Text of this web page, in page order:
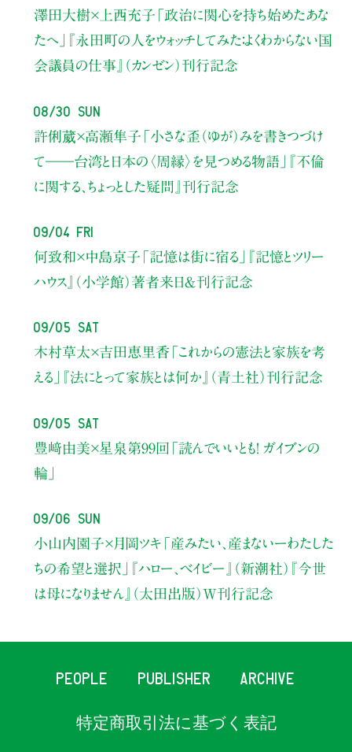
澤田大樹×上西充子 「政治に関心を持ち始めたあな
たへ」
『永田町の人をウォッチしてみた：よくわからない国
会議員の仕事』（カンゼン）刊行記念
08/30 Sun
許俐葳×高瀬隼子 「小さな歪（ゆが）みを書きつづけ
て――台湾と日本の〈周縁〉を見つめる物語」
『不倫
に関する、ちょっとした疑問』刊行記念
09/04 Fri
何致和×中島京子 「記憶は街に宿る」
『記憶とツリー
ハウス』（小学館）著者来日＆刊行記念
09/05 Sat
木村草太×吉田恵里香 「これからの憲法と家族を考
える」
『法にとって家族とは何か』（青土社）刊行記念
09/05 Sat
豊﨑由美×星泉 第99回「読んでいいとも！ ガイブンの
輪」
09/06 Sun
小山内園子×月岡ツキ 「産みたい、産まないーわたした
ちの希望と選択」
『ハロー、ベイビー』（新潮社） 『今世
は母になりません』（太田出版）W刊行記念
PEOPLE PUBLISHER ARCHIVE
特定商取引法に基づく表記